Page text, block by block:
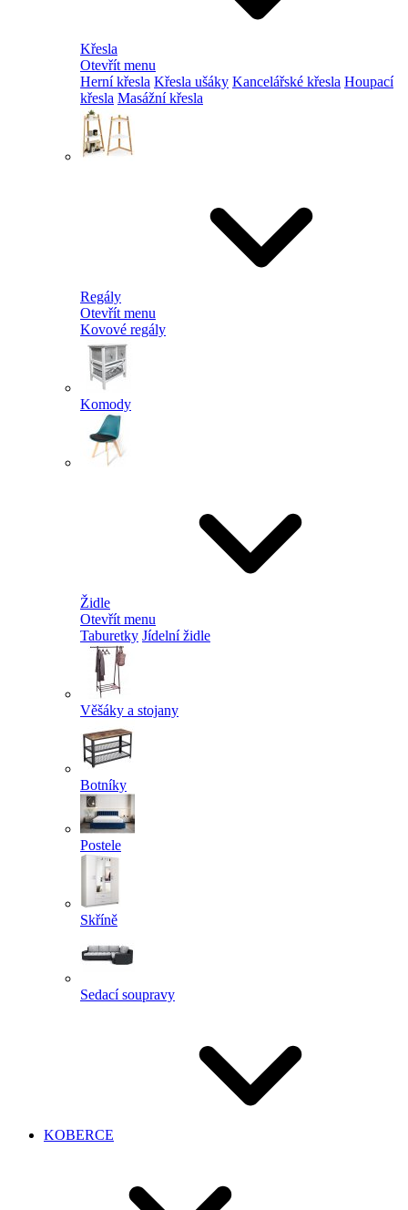
Křesla
Otevřít menu
Herní křesla Křesla ušáky Kancelářské křesla Houpací
křesla Masážní křesla
Regály
Otevřít menu
Kovové regály
Komody
Židle
Otevřít menu
Taburetky Jídelní židle
Věšáky a stojany
Botníky
Postele
Skříně
Sedací soupravy
KOBERCE